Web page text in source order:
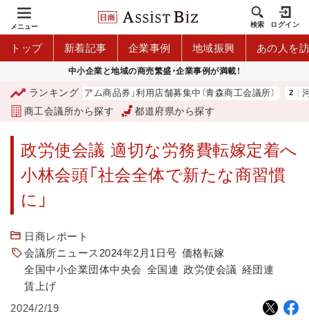
メニュー 検索 ログイン
トップ 新着記事 企業事例 地域振興 あの人を
中小企業と地域の商売繁盛・企業事例が満載！
ランキング
「青森市プレミアム商品券」利用店舗募集中（青森商工会議所） 河
商工会議所から探す 都道府県から探す
政労使会議 適切な労務費転嫁定着へ
小林会頭「社会全体で新たな商習慣
に」
日商レポート
会議所ニュース2024年2月1日号 価格転嫁
全国中小企業団体中央会 全国連 政労使会議 経団連
賃上げ
2024/2/19